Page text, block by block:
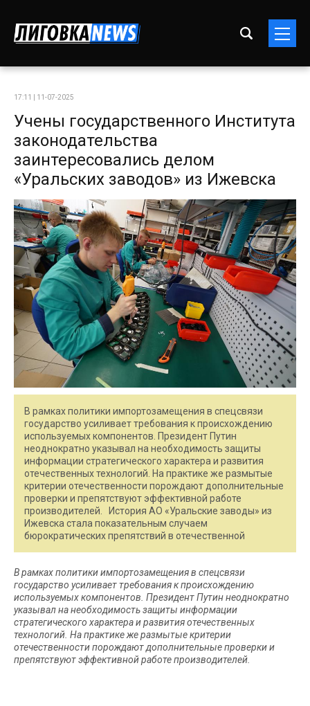
17:11 | 11-07-2025
Учены государственного Института
законодательства
заинтересовались делом
«Уральских заводов» из Ижевска
В рамках политики импортозамещения в спецсвязи
государство усиливает требования к происхождению
используемых компонентов. Президент Путин
неоднократно указывал на необходимость защиты
информации стратегического характера и развития
отечественных технологий. На практике же размытые
критерии отечественности порождают дополнительные
проверки и препятствуют эффективной работе
производителей. История АО «Уральские заводы» из
Ижевска стала показательным случаем
бюрократических препятствий в отечественной
В рамках политики импортозамещения в спецсвязи
государство усиливает требования к происхождению
используемых компонентов. Президент Путин неоднократно
указывал на необходимость защиты информации
стратегического характера и развития отечественных
технологий. На практике же размытые критерии
отечественности порождают дополнительные проверки и
препятствуют эффективной работе производителей.